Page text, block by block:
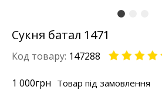
Сукня батал 1471
Код товару: 147288
1 000грн Товар під замовлення